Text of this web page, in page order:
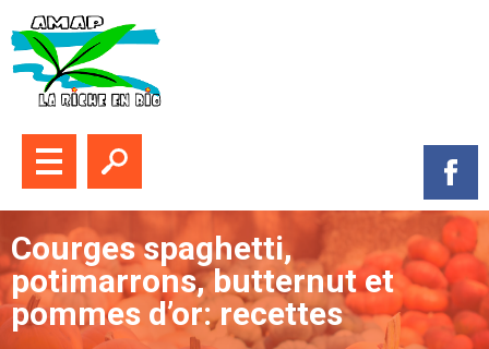
Ouvrir la recherche
Courges spaghetti,
potimarrons, butternut et
pommes d’or: recettes